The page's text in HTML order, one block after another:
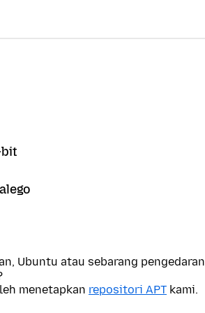
Ubuntu atau sebarang pengedaran
menetapkan repositori APT kami.